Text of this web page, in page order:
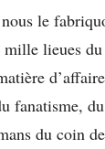
le
lieues
fanatisme,
du coin